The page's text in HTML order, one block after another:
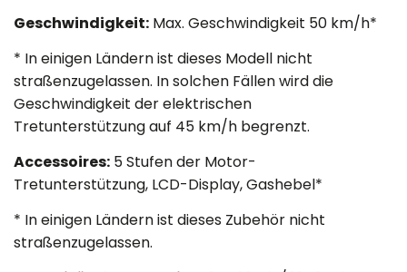
Geschwindigkeit: Max. Geschwindigkeit 50 km/h*
* In einigen Ländern ist dieses Modell nicht
straßenzugelassen. In solchen Fällen wird die
Geschwindigkeit der elektrischen
Tretunterstützung auf 45 km/h begrenzt.
Accessoires: 5 Stufen der Motor-
Tretunterstützung, LCD-Display, Gashebel*
* In einigen Ländern ist dieses Zubehör nicht
straßenzugelassen.